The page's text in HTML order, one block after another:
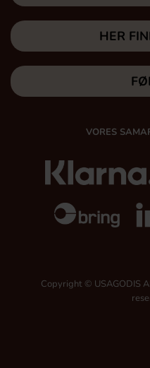
HER
VORES
Copyright © USAGODIS